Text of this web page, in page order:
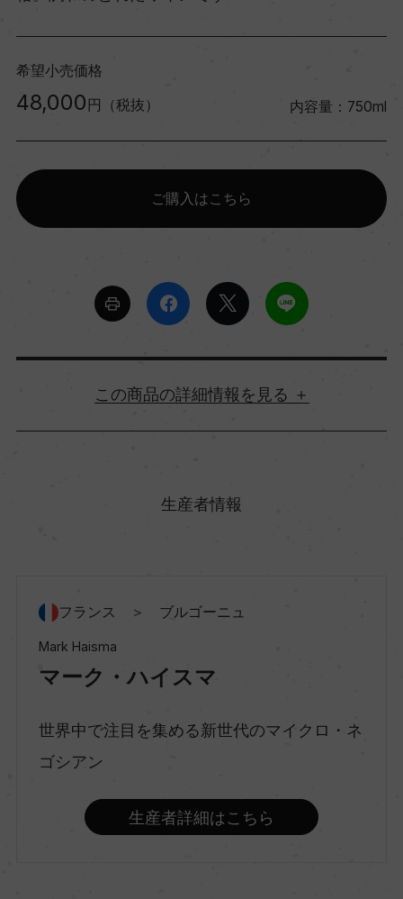
希望小売価格
48,000 円（税抜） 内容量：750ml
ご購入はこちら
詳細情報
地区名
コート・ド・ニュイ
生産者情報
フランス ＞ ブルゴーニュ
Mark Haisma
マーク・ハイスマ
世界中で注目を集める新世代のマイクロ・ネ
ゴシアン
生産者詳細はこちら